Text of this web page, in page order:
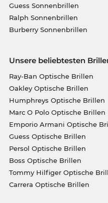
Guess Sonnenbrillen
Ralph Sonnenbrillen
Burberry Sonnenbrillen
Unsere beliebtesten
Ray-Ban Optische Brillen
Oakley Optische Brillen
Humphreys Optische Brillen
Marc O Polo Optische Brillen
Emporio Armani Optische
Guess Optische Brillen
Persol Optische Brillen
Boss Optische Brillen
Tommy Hilfiger Optische
Carrera Optische Brillen